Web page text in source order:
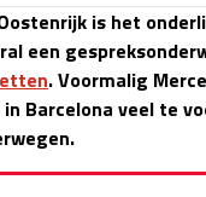
is het
een
. Voormalig
Barcelona veel te